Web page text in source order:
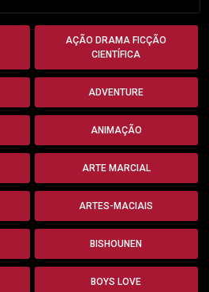
AÇÃO DRAMA FICÇÃO
CIENTÍFICA
ADVENTURE
ANIMAÇÃO
ARTE MARCIAL
ARTES-MACIAIS
BISHOUNEN
BOYS LOVE